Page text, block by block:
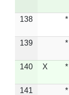
138 *
139 *
140 X *
141 *